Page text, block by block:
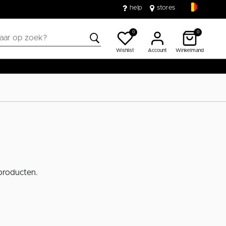
help stores
0
Wishlist Account
0
Winkelmand